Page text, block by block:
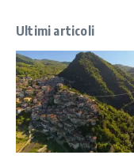
Ultimi articoli